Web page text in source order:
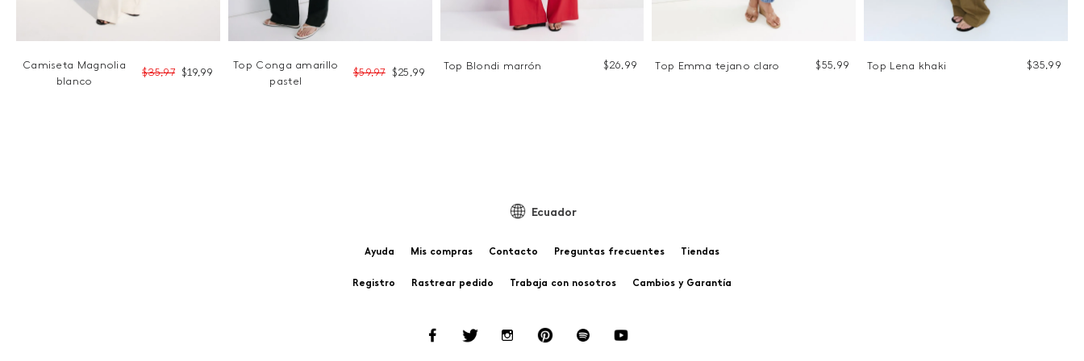
Camiseta Magnolia
blanco
$35,97 $19, 99
Top Conga amarillo
pastel
$59,97 $25 99
Top Blondi marrón $26 99 Top Emma tejano claro $55 99 Top Lena khaki $35 99
Ecuador
Ayuda Mis compras Contacto Preguntas frecuentes Tiendas
Registro Rastrear pedido Trabaja con nosotros Cambios y Garantía